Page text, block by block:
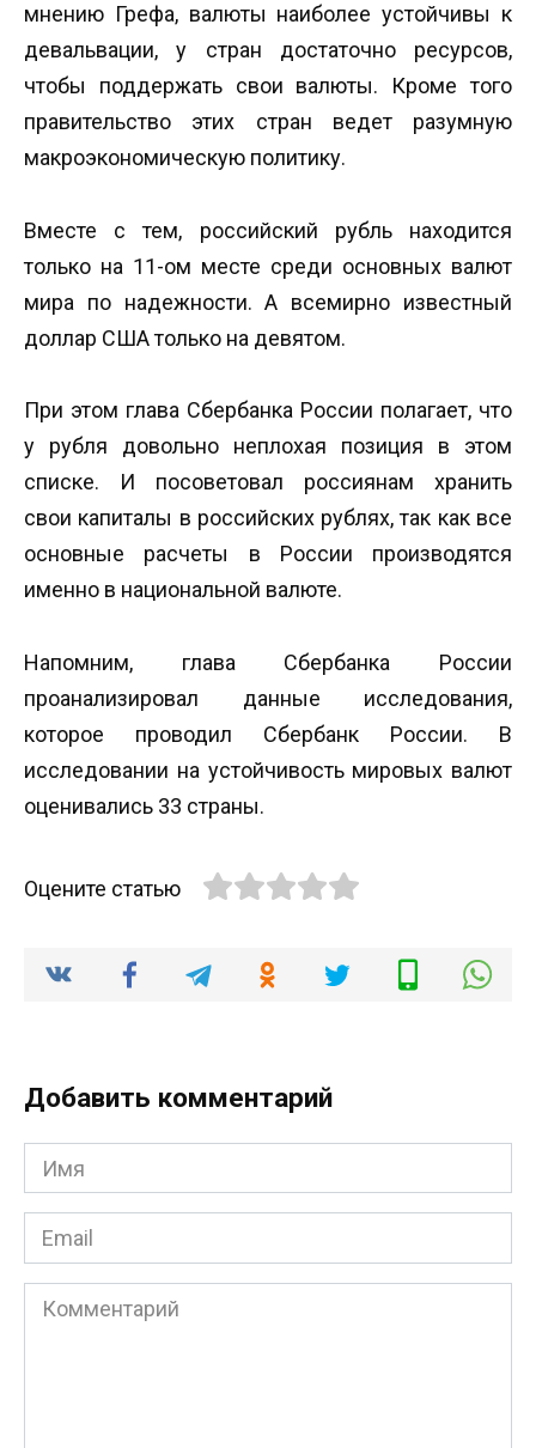
мнению Грефа, валюты наиболее устойчивы к
девальвации, у стран достаточно ресурсов,
чтобы поддержать свои валюты. Кроме того
правительство этих стран ведет разумную
макроэкономическую политику.
Вместе с тем, российский рубль находится
только на 11-ом месте среди основных валют
мира по надежности. А всемирно известный
доллар США только на девятом.
При этом глава Сбербанка России полагает, что
у рубля довольно неплохая позиция в этом
списке. И посоветовал россиянам хранить
свои капиталы в российских рублях, так как все
основные расчеты в России производятся
именно в национальной валюте.
Напомним, глава Сбербанка России
проанализировал данные исследования,
которое проводил Сбербанк России. В
исследовании на устойчивость мировых валют
оценивались 33 страны.
Оцените статью
Добавить комментарий
Имя
*
Email
*
Комментарий